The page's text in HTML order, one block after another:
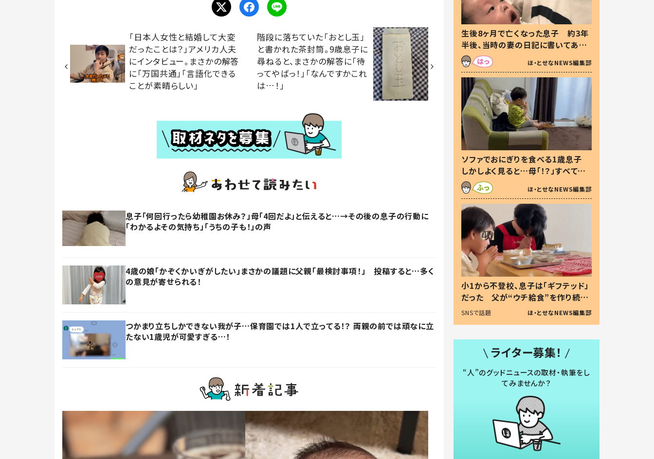
「日本人女性と結婚して大変
だったことは？」アメリカ人夫
にインタビュー。まさかの解答
に「万国共通」「言語化できる
ことが素晴らしい」
階段に落ちていた「おとし玉」
と書かれた茶封筒。9歳息子に
尋ねると、まさかの解答に「待
ってやばっ！」「なんですかこれ
は…！」
息子「何回行ったら幼稚園お休み？」母「4回だよ」と伝えると…→その後の息子の行動に
「わかるよその気持ち」「うちの子も！」の声
4歳の娘「かぞくかいぎがしたい」まさかの議題に父親「最検討事項！」 投稿すると…多く
の意見が寄せられる！
つかまり立ちしかできない我が子…保育園では1人で立ってる！？ 両親の前では頑なに立
たない1歳児が可愛すぎる…！
生後8ヶ月で亡くなった息子 約3年
半後、当時の妻の日記に書いてあっ
た本音とは
ほ・とせなNEWS編集部
ソファでおにぎりを食べる1歳息子
しかしよく見ると…母「！？」すべてを
察した母の投稿に「可愛いから許
す！」「現行犯〜」
ほ・とせなNEWS編集部
小1から不登校、息子は「ギフテッド」
だった 父が“ウチ給食”を作り続け
る理由とは #令和の親 #令和の子
SNSで話題 ほ・とせなNEWS編集部
ライター募集！
“人”のグッドニュースの取材・執筆をし
てみませんか？